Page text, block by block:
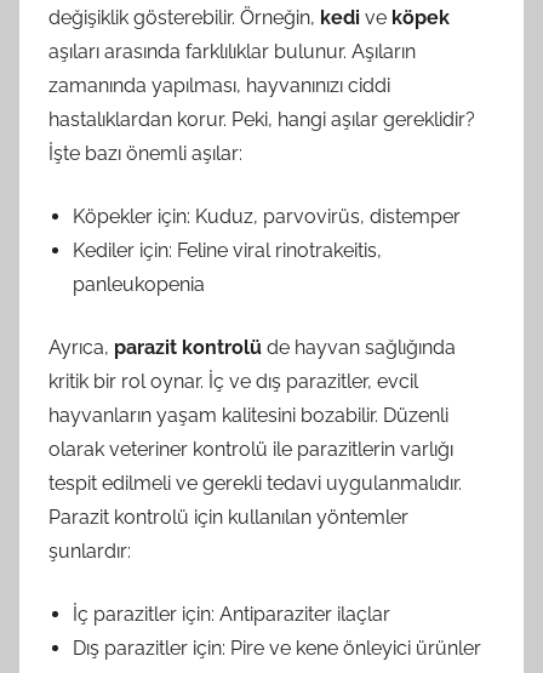
değişiklik gösterebilir. Örneğin, kedi ve köpek
aşıları arasında farklılıklar bulunur. Aşıların
zamanında yapılması, hayvanınızı ciddi
hastalıklardan korur. Peki, hangi aşılar gereklidir?
İşte bazı önemli aşılar:
Köpekler için: Kuduz, parvovirüs, distemper
Kediler için: Feline viral rinotrakeitis,
panleukopenia
Ayrıca, parazit kontrolü de hayvan sağlığında
kritik bir rol oynar. İç ve dış parazitler, evcil
hayvanların yaşam kalitesini bozabilir. Düzenli
olarak veteriner kontrolü ile parazitlerin varlığı
tespit edilmeli ve gerekli tedavi uygulanmalıdır.
Parazit kontrolü için kullanılan yöntemler
şunlardır:
İç parazitler için: Antiparaziter ilaçlar
Dış parazitler için: Pire ve kene önleyici ürünler